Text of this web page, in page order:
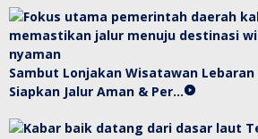
Sambut Lonjakan Wisatawan
Siapkan Jalur Aman & Per…